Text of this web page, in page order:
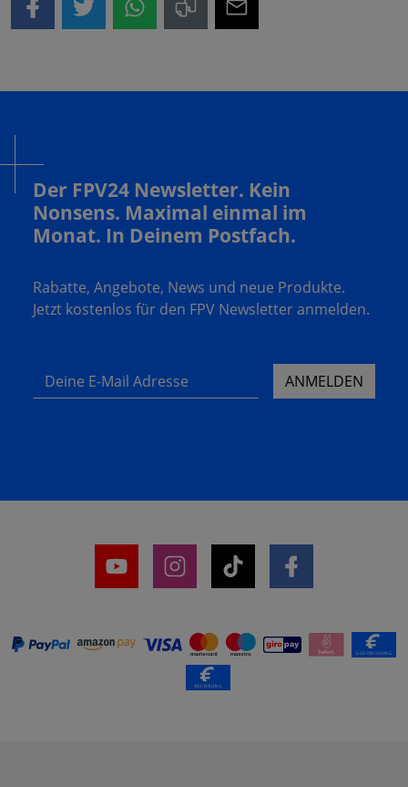
Der FPV24 Newsletter. Kein
Nonsens. Maximal einmal im
Monat. In Deinem Postfach.
Rabatte, Angebote, News und neue Produkte.
Jetzt kostenlos für den FPV Newsletter anmelden.
Deine E-Mail Adresse ANMELDEN